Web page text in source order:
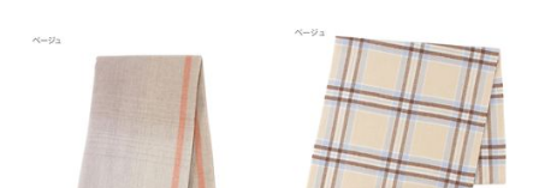
向け
向け
N